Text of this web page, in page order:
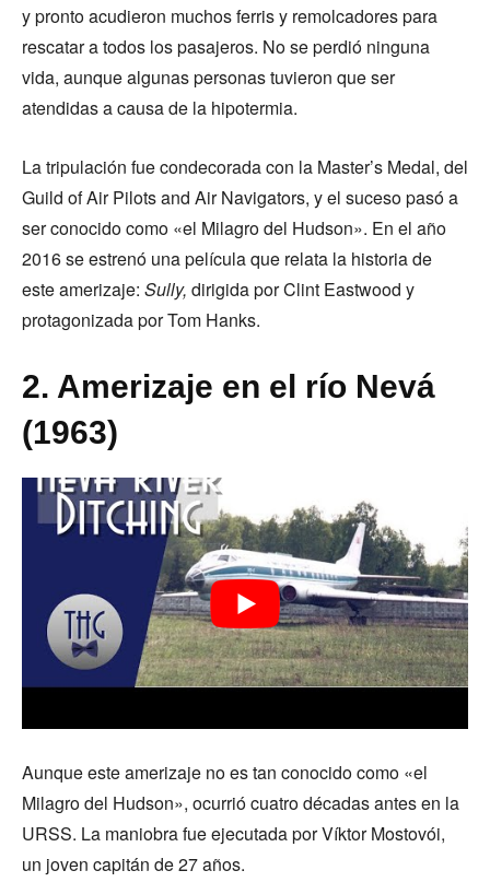
y pronto acudieron muchos ferris y remolcadores para
rescatar a todos los pasajeros. No se perdió ninguna
vida, aunque algunas personas tuvieron que ser
atendidas a causa de la hipotermia.
La tripulación fue condecorada con la Master’s Medal, del
Guild of Air Pilots and Air Navigators, y el suceso pasó a
ser conocido como «el Milagro del Hudson». En el año
2016 se estrenó una película que relata la historia de
este amerizaje: Sully, dirigida por Clint Eastwood y
protagonizada por Tom Hanks.
2. Amerizaje en el río Nevá
(1963)
Aunque este amerizaje no es tan conocido como «el
Milagro del Hudson», ocurrió cuatro décadas antes en la
URSS. La maniobra fue ejecutada por Víktor Mostovói,
un joven capitán de 27 años.